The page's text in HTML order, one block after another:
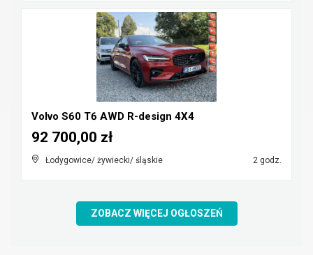
Volvo S60 T6 AWD R-design 4X4
Łodygowice/ żywiecki/ śląskie 2 godz.
92 700,00 zł
ZOBACZ WIĘCEJ OGŁOSZEŃ